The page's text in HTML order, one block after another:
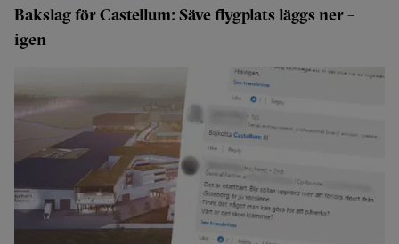
Bakslag för Castellum: Säve flygplats läggs ner –
igen